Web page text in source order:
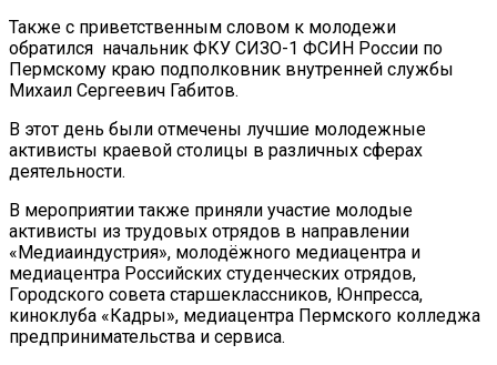
Также с приветственным словом к молодежи
обратился начальник ФКУ СИЗО-1 ФСИН России по
Пермскому краю подполковник внутренней службы
Михаил Сергеевич Габитов.
В этот день были отмечены лучшие молодежные
активисты краевой столицы в различных сферах
деятельности.
В мероприятии также приняли участие молодые
активисты из трудовых отрядов в направлении
«Медиаиндустрия», молодёжного медиацентра и
медиацентра Российских студенческих отрядов,
Городского совета старшеклассников, Юнпресса,
киноклуба «Кадры», медиацентра Пермского колледжа
предпринимательства и сервиса.